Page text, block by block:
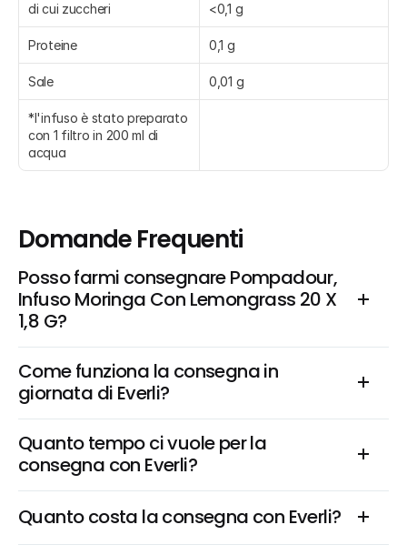
di cui zuccheri <0,1 g
Proteine 0,1 g
Sale 0,01 g
*l'infuso è stato preparato
con 1 filtro in 200 ml di
acqua
Domande Frequenti
Posso farmi consegnare Pompadour,
Infuso Moringa Con Lemongrass 20 X
1,8 G?
Come funziona la consegna in
giornata di Everli?
Quanto tempo ci vuole per la
consegna con Everli?
Quanto costa la consegna con Everli?